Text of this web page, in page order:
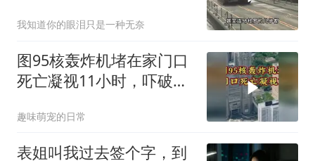
我知道你的眼泪只是一种无奈
图95核轰炸机堵在家门口
死亡凝视11小时，吓破胆
趣味萌宠的日常
表姐叫我过去签个字，到